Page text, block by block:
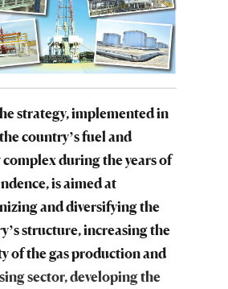
he strategy, implemented in
the country’s fuel and
complex during the years of
is aimed at
and diversifying the
structure, increasing the
of the gas production and
sector, developing the